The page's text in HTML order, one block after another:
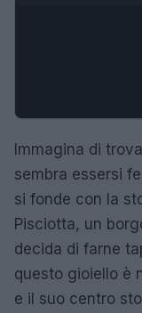
Immagina di
sembra essersi
si fonde con la
Pisciotta, un
decida di farne
questo gioiello è
e il suo centro